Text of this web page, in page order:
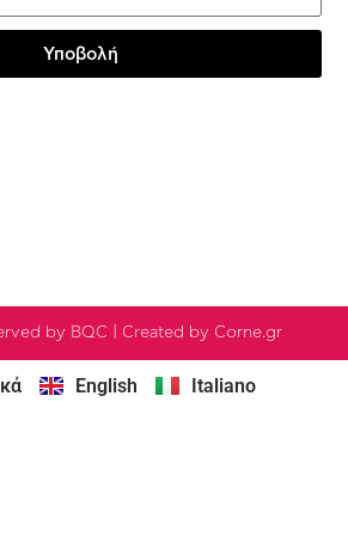
Υποβολή
by BQC | Created by Corne.gr
English Italiano